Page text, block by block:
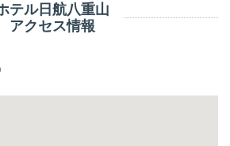
テル日航八重山
アクセス情報